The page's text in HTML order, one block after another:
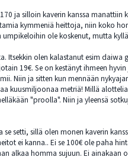
ja silloin kaverin kanssa manattiin
kymmeniä heittoja, niin koko
ole koskenut, mutta
olen kalastanut esim daiwa
19€. Se on kestänyt ihmeen
Niin ja sitten kun mennään
kuusmiljoonaa metriä! Millä
"proolla". Niin ja yleensä
setti, sillä olen monen kaverin
ei kanna.. Ei se 100€ ole paha
alkaa homma sujuun. Ei ainakaan